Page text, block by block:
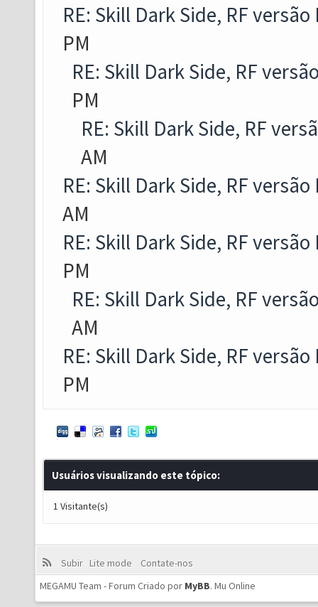
RE: Skill Dark Side, RF versão
PM
RE: Skill Dark Side, RF
PM
RE: Skill Dark Side, RF
AM
RE: Skill Dark Side, RF versão
AM
RE: Skill Dark Side, RF versão
PM
RE: Skill Dark Side, RF
AM
RE: Skill Dark Side, RF versão
PM
Usuários visualizando este tópico:
1 Visitante(s)
Subir Lite mode
Contate-nos
MEGAMU Team - Forum Criado por MyBB. Mu Online